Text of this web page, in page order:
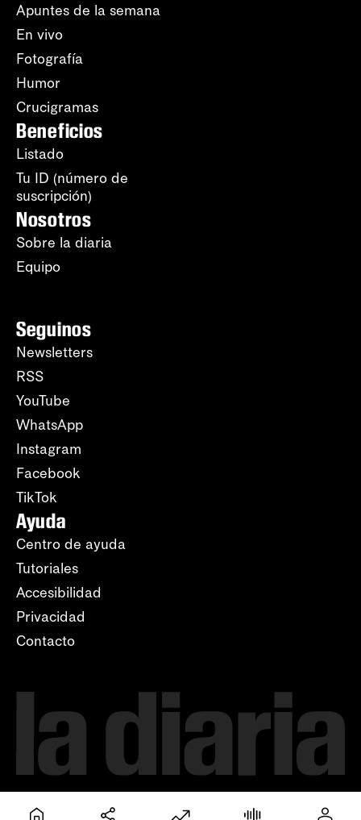
Apuntes de la semana
En vivo
Fotografía
Humor
Crucigramas
Beneficios
Listado
Tu ID (número de
suscripción)
Nosotros
Sobre la diaria
Equipo
Seguinos
Newsletters
RSS
YouTube
WhatsApp
Instagram
Facebook
TikTok
Ayuda
Centro de ayuda
Tutoriales
Accesibilidad
Privacidad
Contacto